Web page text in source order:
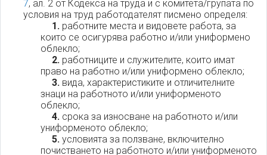
7, ал. 2 от Кодекса на труда и с комитета/групата по
условия на труд работодателят писмено определя:
1.работните места и видовете работа, за
които се осигурява работно и/или униформено
облекло;
2.работниците и служителите, които имат
право на работно и/или униформено облекло;
3.вида, характеристиките и отличителните
знаци на работното и/или униформеното
облекло;
4.срока за износване на работното и/или
униформеното облекло;
5.условията за ползване, включително
почистването на работното и/или униформеното